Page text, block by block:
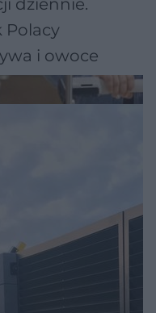
Polacy
i owoce